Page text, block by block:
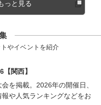
っと見る
やイベントを紹介
関西】
を掲載。2026年の開催日、
や人気ランキングなどをお